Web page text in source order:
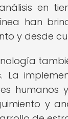
en
han
y desde
La
humanos
y